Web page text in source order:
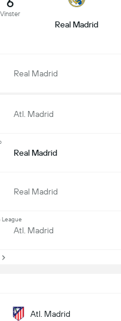
Atl. Madrid
Vinster
Real Madrid
Real Madrid
Atl. Madrid
Real Madrid
Real Madrid
League
Atl. Madrid